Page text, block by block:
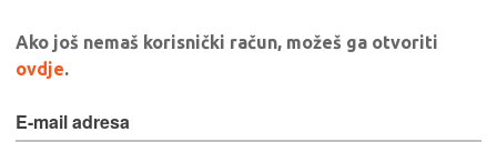
Ako još nemaš korisnički račun, možeš ga otvoriti
ovdje.
E-mail adresa